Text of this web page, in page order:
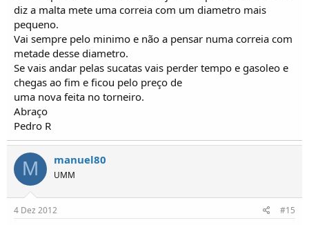
diz a malta mete uma correia com um diametro mais
pequeno.
Vai sempre pelo minimo e não a pensar numa correia com
metade desse diametro.
Se vais andar pelas sucatas vais perder tempo e gasoleo e
chegas ao fim e ficou pelo preço de
uma nova feita no torneiro.
Abraço
Pedro R
M manuel80
UMM
4 Dez 2012 #15